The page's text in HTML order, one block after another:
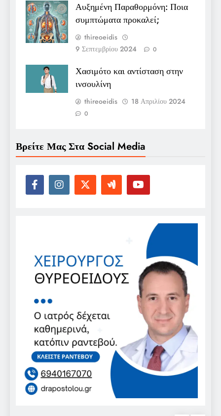
Αυξημένη Παραθορμόνη: Ποια
συμπτώματα προκαλεί;
thireoeidis
9 Σεπτεμβρίου 2024
0
Χασιμότο και αντίσταση στην
ινσουλίνη
thireoeidis 18 Απριλίου 2024
0
Βρείτε Μας Στα Social Media